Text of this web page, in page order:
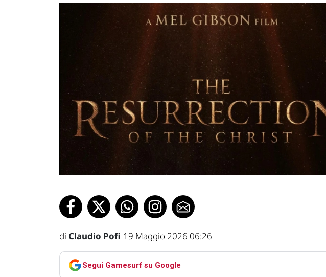
di Claudio Pofi 19 Maggio 2026 06:26
Segui Gamesurf su Google